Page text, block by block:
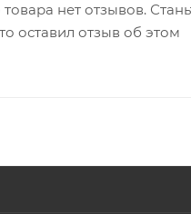
нет отзывов.
оставил отзыв об этом